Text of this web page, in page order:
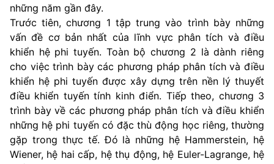
những năm gần đây.
Trước tiên, chương 1 tập trung vào trình bày những
vấn đề cơ bản nhất của lĩnh vực phân tích và điều
khiển hệ phi tuyến. Toàn bộ chương 2 là dành riêng
cho việc trình bày các phương pháp phân tích và điều
khiển hệ phi tuyến được xây dựng trên nền lý thuyết
điều khiển tuyến tính kinh điển. Tiếp theo, chương 3
trình bày về các phương pháp phân tích và điều khiển
những hệ phi tuyến có đặc thù động học riêng, thường
gặp trong thực tế. Đó là những hệ Hammerstein, hệ
Wiener, hệ hai cấp, hệ thụ động, hệ Euler-Lagrange, hệ